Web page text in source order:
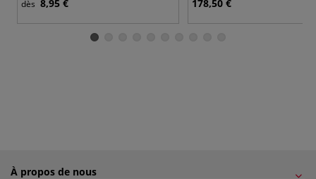
dès 8,95 € 178,50 €
À propos de nous